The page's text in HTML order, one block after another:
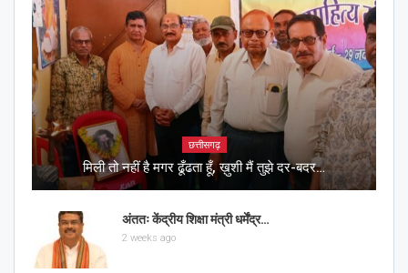
छत्तीसगढ़
मिली तो नहीं है मगर ढूँढता हूँ, ख़ुशी मैं तुझे दर-बदर…
अंततः केंद्रीय शिक्षा मंत्री धर्मेंद्र…
2 weeks ago